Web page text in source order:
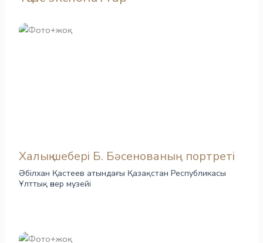
Халық шебері Б. Бәсенованың портреті
Әбілхан Қастеев атындағы Қазақстан Республикасы
Ұлттық өнер музейі